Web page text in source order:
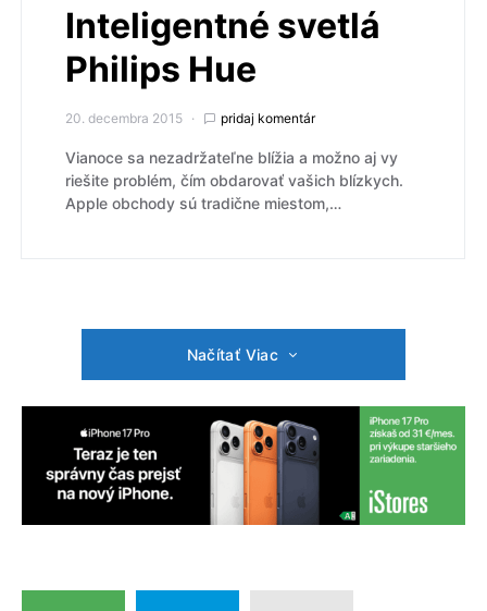
Inteligentné svetlá
Philips Hue
20. decembra 2015 pridaj komentár
Vianoce sa nezadržateľne blížia a možno aj vy
riešite problém, čím obdarovať vašich blízkych.
Apple obchody sú tradične miestom,…
Načítať Viac